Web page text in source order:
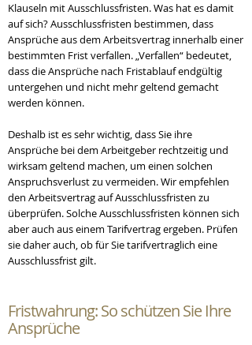
Klauseln mit Ausschlussfristen. Was hat es damit
auf sich? Ausschlussfristen bestimmen, dass
Ansprüche aus dem Arbeitsvertrag innerhalb einer
bestimmten Frist verfallen. „Verfallen“ bedeutet,
dass die Ansprüche nach Fristablauf endgültig
untergehen und nicht mehr geltend gemacht
werden können.
Deshalb ist es sehr wichtig, dass Sie ihre
Ansprüche bei dem Arbeitgeber rechtzeitig und
wirksam geltend machen, um einen solchen
Anspruchsverlust zu vermeiden. Wir empfehlen
den Arbeitsvertrag auf Ausschlussfristen zu
überprüfen. Solche Ausschlussfristen können sich
aber auch aus einem Tarifvertrag ergeben. Prüfen
sie daher auch, ob für Sie tarifvertraglich eine
Ausschlussfrist gilt.
Fristwahrung: So schützen Sie Ihre
Ansprüche